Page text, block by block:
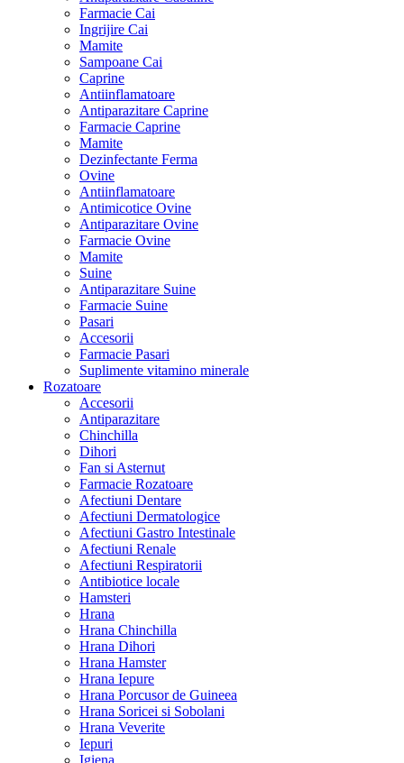
Farmacie Cai
Ingrijire Cai
Mamite
Sampoane Cai
Caprine
Antiinflamatoare
Antiparazitare Caprine
Farmacie Caprine
Mamite
Dezinfectante Ferma
Ovine
Antiinflamatoare
Antimicotice Ovine
Antiparazitare Ovine
Farmacie Ovine
Mamite
Suine
Antiparazitare Suine
Farmacie Suine
Pasari
Accesorii
Farmacie Pasari
Suplimente vitamino minerale
Rozatoare
Accesorii
Antiparazitare
Chinchilla
Dihori
Fan si Asternut
Farmacie Rozatoare
Afectiuni Dentare
Afectiuni Dermatologice
Afectiuni Gastro Intestinale
Afectiuni Renale
Afectiuni Respiratorii
Antibiotice locale
Hamsteri
Hrana
Hrana Chinchilla
Hrana Dihori
Hrana Hamster
Hrana Iepure
Hrana Porcusor de Guineea
Hrana Soricei si Sobolani
Hrana Veverite
Iepuri
Igiena